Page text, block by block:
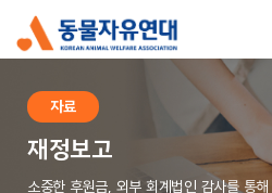
자료
재정보고
소중한 후원금, 외부 회계법인 감사를 통해